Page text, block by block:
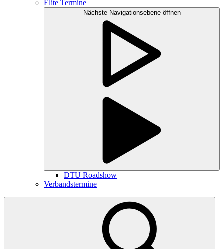
Elite Termine
Nächste Navigationsebene öffnen
DTU Roadshow
Verbandstermine